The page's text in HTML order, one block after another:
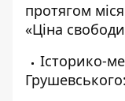
протягом
«Ціна
Історико-
Грушевського: